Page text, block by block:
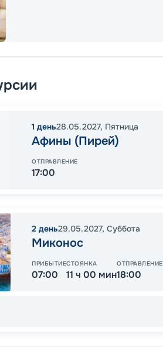
1 день28.05.2027, Пятница
Афины (Пирей)
ОТПРАВЛЕНИЕ
17:00
2 день29.05.2027, Суббота
Миконос
ПРИБЫТИЕ
07:00
СТОЯНКА
11 ч 00 мин
ОТПРАВЛЕНИЕ
18:00